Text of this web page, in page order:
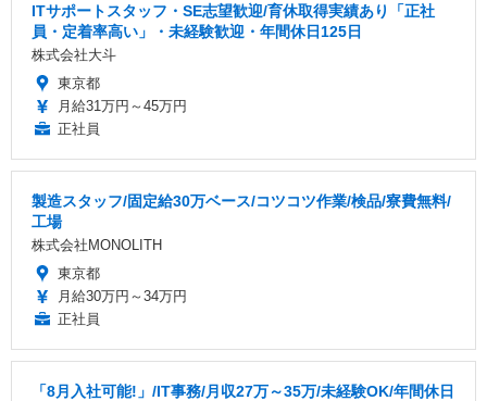
ITサポートスタッフ・SE志望歓迎/育休取得実績あり「正社
員・定着率高い」・未経験歓迎・年間休日125日
株式会社大斗
東京都
月給31万円～45万円
正社員
製造スタッフ/固定給30万ベース/コツコツ作業/検品/寮費無料/
工場
株式会社MONOLITH
東京都
月給30万円～34万円
正社員
「8月入社可能!」/IT事務/月収27万～35万/未経験OK/年間休日